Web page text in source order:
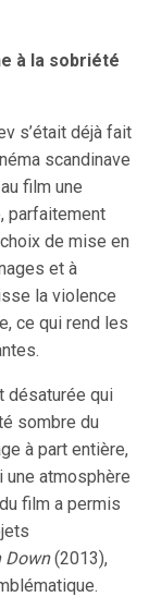
à la sobriété
s’était déjà fait
scandinave
film une
parfaitement
de mise en
et à
la violence
ce qui rend les
désaturée qui
sombre du
à part entière,
atmosphère
film a permis
Down(2013),